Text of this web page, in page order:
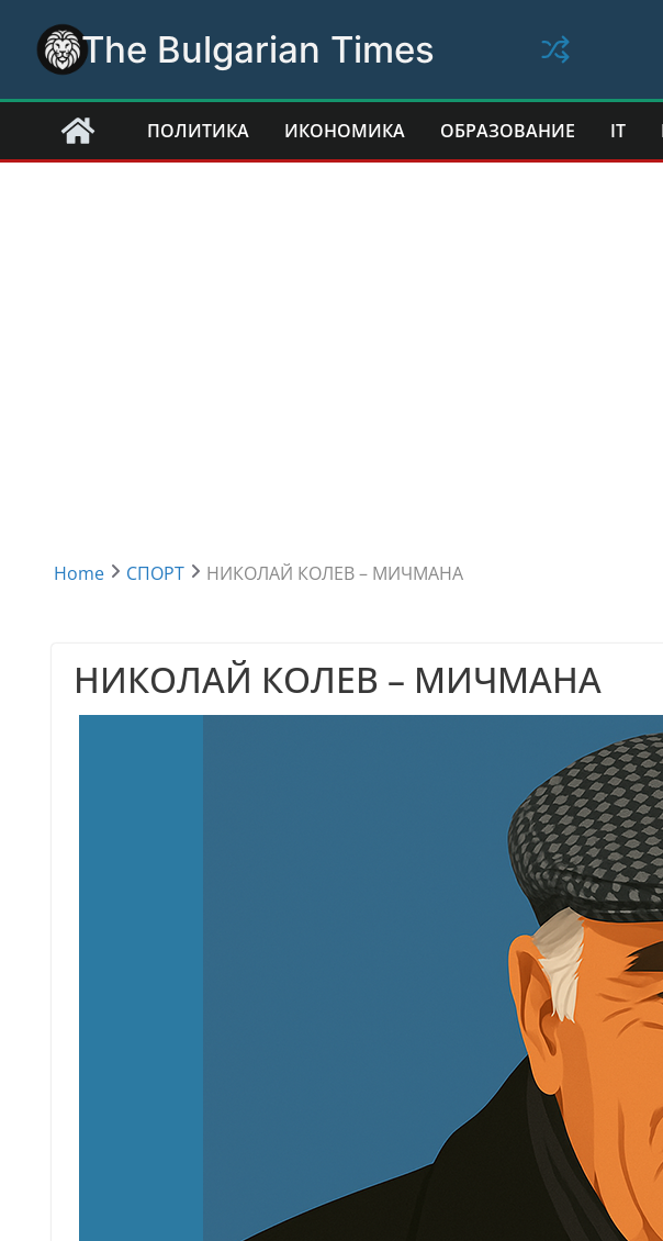
content
The Bulgarian Times
ПОЛИТИКА ИКОНОМИКА ОБРАЗОВАНИЕ IT
Home СПОРТ НИКОЛАЙ КОЛЕВ – МИЧМАНА
НИКОЛАЙ КОЛЕВ – МИЧМАНА